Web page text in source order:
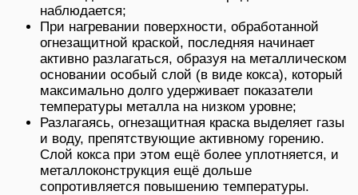
наблюдается;
При нагревании поверхности, обработанной
огнезащитной краской, последняя начинает
активно разлагаться, образуя на металлическом
основании особый слой (в виде кокса), который
максимально долго удерживает показатели
температуры металла на низком уровне;
Разлагаясь, огнезащитная краска выделяет газы
и воду, препятствующие активному горению.
Слой кокса при этом ещё более уплотняется, и
металлоконструкция ещё дольше
сопротивляется повышению температуры.